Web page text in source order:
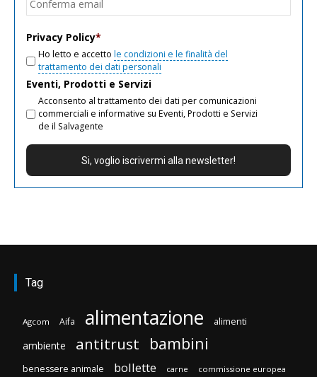
Privacy Policy*
Ho letto e accetto le condizioni e le finalità del
trattamento dei dati personali
Eventi, Prodotti e Servizi
Acconsento al trattamento dei dati per comunicazioni
commerciali e informative su Eventi, Prodotti e Servizi
de il Salvagente
Tag
Agcom Aifa alimentazione alimenti
ambiente antitrust bambini
benessere animale bollette carne commissione europea